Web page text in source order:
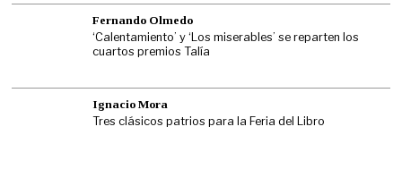
Fernando Olmedo
‘Calentamiento’ y ‘Los miserables’ se reparten los
cuartos premios Talía
Ignacio Mora
Tres clásicos patrios para la Feria del Libro